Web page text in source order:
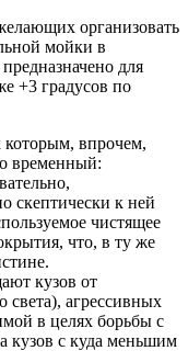
организовать
мойки в
для
+3 градусов по
которым, впрочем,
временный:
скептически к ней
чистящее
что, в ту же
кузов от
света), агрессивных
в целях борьбы с
кузов с куда меньшим